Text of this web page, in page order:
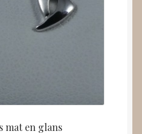
mat en glans